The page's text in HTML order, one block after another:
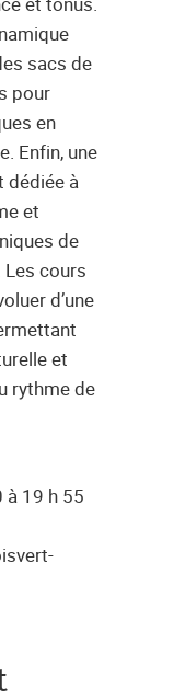
sacs de
pour
en
Enfin, une
dédiée à
et
de
cours
d’une
et
rythme de
à 19 h 55